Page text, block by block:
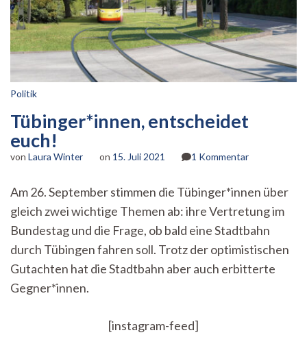
Politik
Tübinger*innen, entscheidet
euch!
von Laura Winter on 15. Juli 2021 1 Kommentarzu
euch!
Am 26. September stimmen die Tübinger*innen über
gleich zwei wichtige Themen ab: ihre Vertretung im
Bundestag und die Frage, ob bald eine Stadtbahn
durch Tübingen fahren soll. Trotz der optimistischen
Gutachten hat die Stadtbahn aber auch erbitterte
Gegner*innen.
[instagram-feed]